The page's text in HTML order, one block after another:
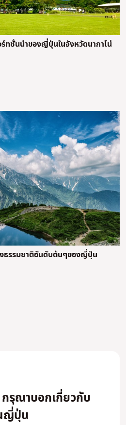
ทชั้นนำของญี่ปุ่นในจังหวัดนากาโน่
ธรรมชาติอันดับต้นๆของญี่ปุ่น
รุณาบอกเกี่ยวกับ
ญี่ปุ่น